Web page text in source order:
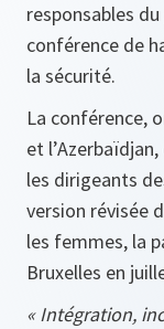
responsables
conférence de
la sécurité.
La conférence,
et
les dirigeants
version révisée
les femmes, la
Bruxelles en
« Intégration,